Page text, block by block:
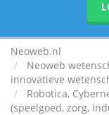
Neoweb.nl
Neoweb
innovatieve
Robotica,
(speelgoed, zorg,